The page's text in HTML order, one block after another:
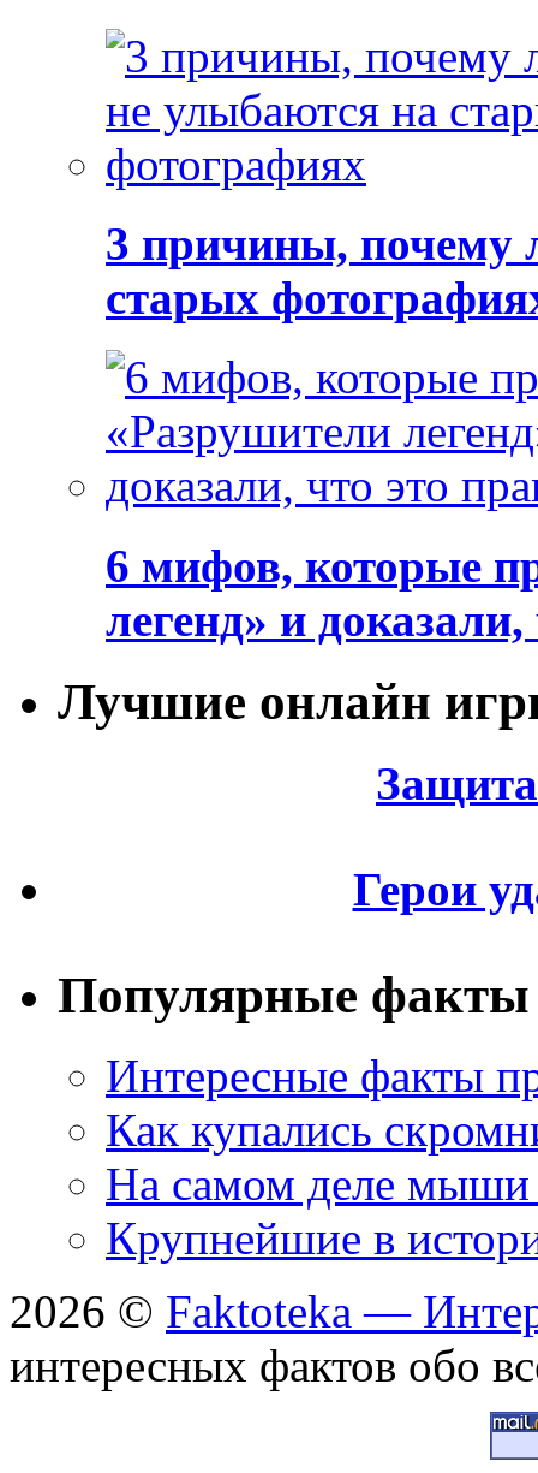
3 причины, почему
старых
6 мифов, которые
легенд» и
Лучшие онлайн
Герои
Популярные факты
Интересные факты
Как купались
На самом деле мыши
Крупнейшие в
2026 © Faktoteka —
интересных фактов обо